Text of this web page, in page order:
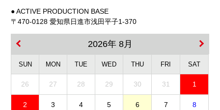
● ACTIVE PRODUCTION BASE
〒470-0128 愛知県日進市浅田平子1-370
2026年 8月
SUN MON TUE WED THU FRI SAT
26 27 28 29 30 31 1
2 3 4 5 6 7 8